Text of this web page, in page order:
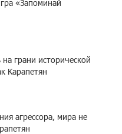
«Запоминай
грани исторической
Карапетян
агрессора, мира не